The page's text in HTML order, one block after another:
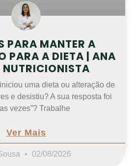
PARA MANTER A
PARA A DIETA | ANA
NUTRICIONISTA
uma dieta ou alteração de
e desistiu? A sua resposta foi
vezes”? Trabalhe
Ver Mais
02/08/2026